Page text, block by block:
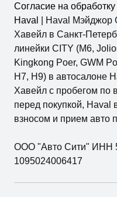
Согласие на
Haval
| Haval
Хавейл в Санкт-
линейки CITY (M6,
Kingkong Poer, GWM
H7, H9) в автосалоне
Хавейл с пробегом по
перед покупкой,
взносом и прием авто
ООО "Авто Сити" ИНН
1095024006417